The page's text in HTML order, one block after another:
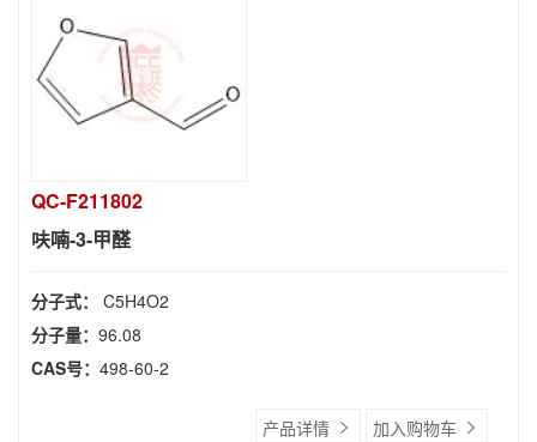
QC-F211802
呋喃-3-甲醛
分子式： C5H4O2
分子量： 96.08
CAS号： 498-60-2
产品详情 加入购物车